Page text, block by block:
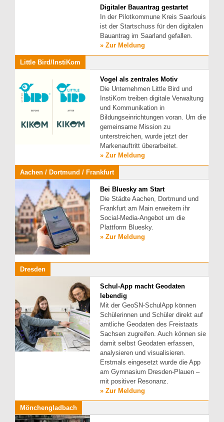
Digitaler Bauantrag gestartet
In der Pilotkommune Kreis Saarlouis
ist der Startschuss für den digitalen
Bauantrag im Saarland gefallen.
» Zur Meldung
Little Bird/InstiKom
Vogel als zentrales Motiv
Die Unternehmen Little Bird und
InstiKom treiben digitale Verwaltung
und Kommunikation in
Bildungseinrichtungen voran. Um die
gemeinsame Mission zu
unterstreichen, wurde jetzt der
Markenauftritt überarbeitet.
» Zur Meldung
Aachen / Dortmund / Frankfurt
Bei Bluesky am Start
Die Städte Aachen, Dortmund und
Frankfurt am Main erweitern ihr
Social-Media-Angebot um die
Plattform Bluesky.
» Zur Meldung
Dresden
Schul-App macht Geodaten
lebendig
Mit der GeoSN-SchulApp können
Schülerinnen und Schüler direkt auf
amtliche Geodaten des Freistaats
Sachsen zugreifen. Auch können sie
damit selbst Geodaten erfassen,
analysieren und visualisieren.
Erstmals eingesetzt wurde die App
am Gymnasium Dresden-Plauen –
mit positiver Resonanz.
» Zur Meldung
Mönchengladbach